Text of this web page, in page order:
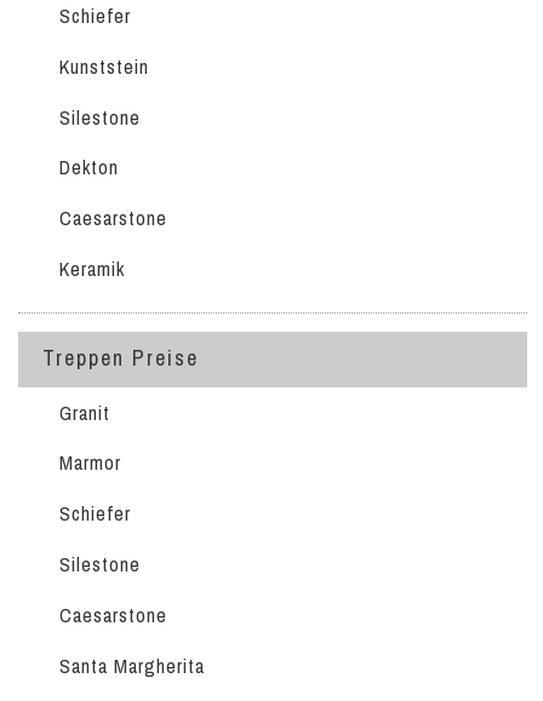
Schiefer
Kunststein
Silestone
Dekton
Caesarstone
Keramik
Treppen Preise
Granit
Marmor
Schiefer
Silestone
Caesarstone
Santa Margherita